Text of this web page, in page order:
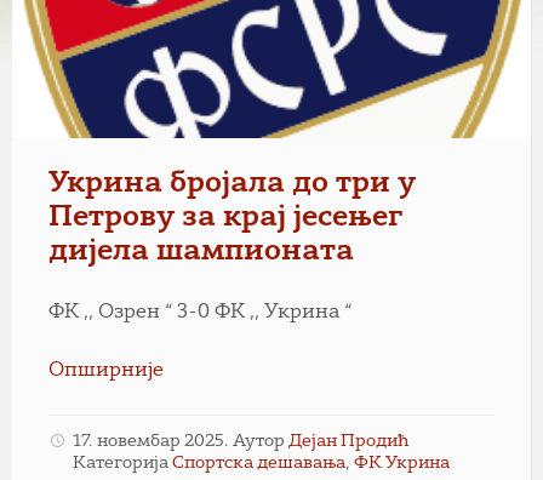
Укрина бројала до три у
Петрову за крај јесењег
дијела шампионата
ФК ,, Озрен “ 3-0 ФК ,, Укрина “
Опширније
17. новембар 2025. Аутор Дејан Продић
Категорија Спортска дешавања, ФК Укрина